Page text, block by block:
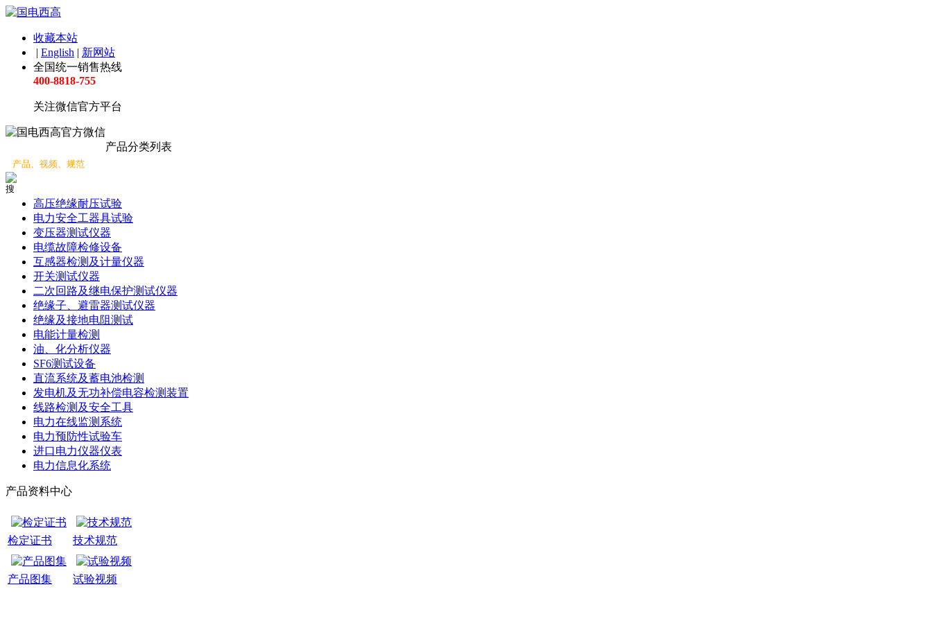
收藏本站
| English | 新网站
全国统一销售热线
400-8818-755
关注微信官方平台
产品分类列表
高压绝缘耐压试验
电力安全工器具试验
变压器测试仪器
电缆故障检修设备
互感器检测及计量仪器
开关测试仪器
二次回路及继电保护测试仪器
绝缘子、避雷器测试仪器
绝缘及接地电阻测试
电能计量检测
油、化分析仪器
SF6测试设备
直流系统及蓄电池检测
发电机及无功补偿电容检测装置
线路检测及安全工具
电力在线监测系统
电力预防性试验车
进口电力仪器仪表
电力信息化系统
产品资料中心
检定证书 技术规范
产品图集 试验视频